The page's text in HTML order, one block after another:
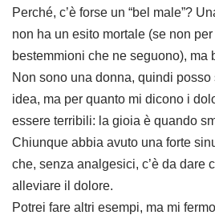
Perché, c’è forse un “bel male”?
non ha un esito mortale (se non
bestemmioni che ne seguono), ma
Non sono una donna, quindi
idea, ma per quanto mi dicono i
essere terribili: la gioia è quando
Chiunque abbia avuto una forte
che, senza analgesici, c’è da dare
alleviare il dolore.
Potrei fare altri esempi, ma mi